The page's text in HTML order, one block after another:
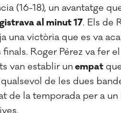
(16-18), un avantatge
al minut 17. Els de
una victòria que es va
Roger Pérez va fer el
van establir un empat
de les dues
de la temporada per a un